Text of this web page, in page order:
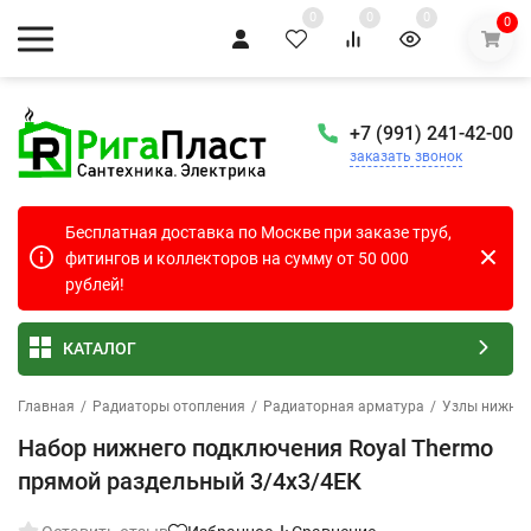
0 0 0 0
+7 (991) 241-42-00
заказать звонок
Бесплатная доставка по Москве при заказе труб,
фитингов и коллекторов на сумму от 50 000
рублей!
КАТАЛОГ
Главная / Радиаторы отопления / Радиаторная арматура / Узлы
Набор нижнего подключения Royal Thermo
прямой раздельный 3/4х3/4ЕК